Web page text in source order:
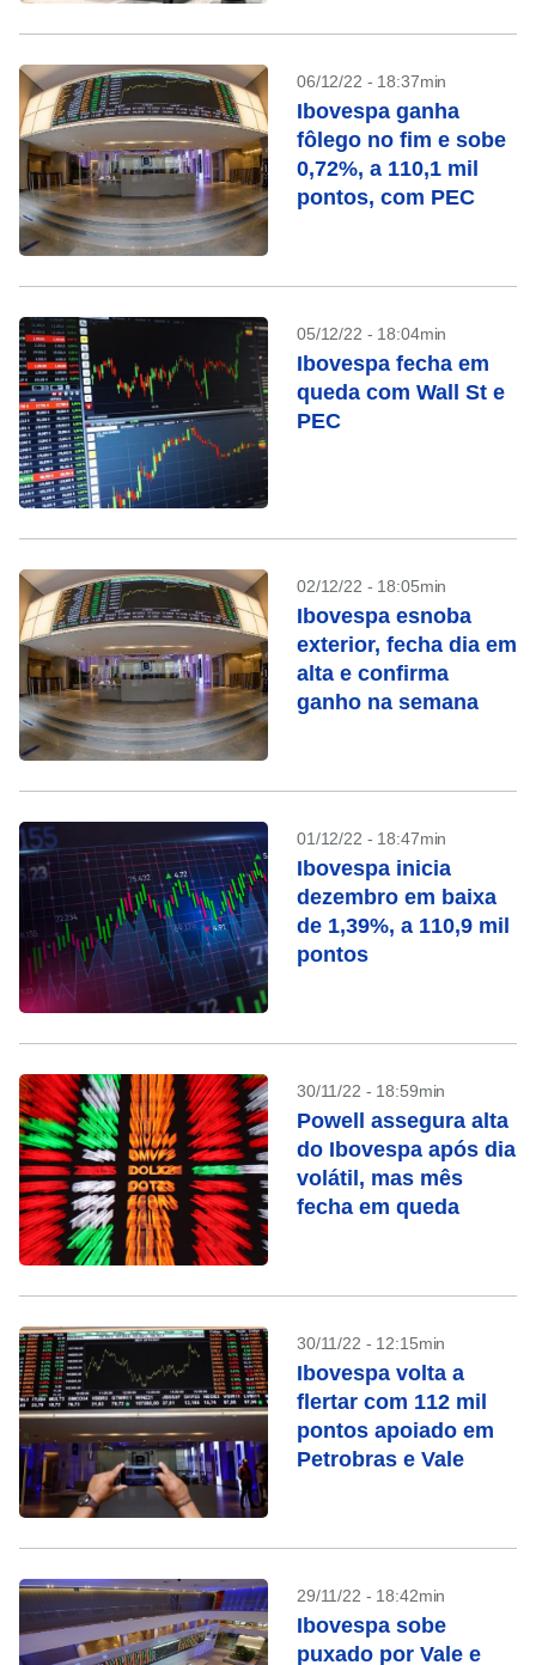
06/12/22 - 18:37min
Ibovespa ganha
fôlego no fim e sobe
0,72%, a 110,1 mil
pontos, com PEC
05/12/22 - 18:04min
Ibovespa fecha em
queda com Wall St e
PEC
02/12/22 - 18:05min
Ibovespa esnoba
exterior, fecha dia em
alta e confirma
ganho na semana
01/12/22 - 18:47min
Ibovespa inicia
dezembro em baixa
de 1,39%, a 110,9 mil
pontos
30/11/22 - 18:59min
Powell assegura alta
do Ibovespa após dia
volátil, mas mês
fecha em queda
30/11/22 - 12:15min
Ibovespa volta a
flertar com 112 mil
pontos apoiado em
Petrobras e Vale
29/11/22 - 18:42min
Ibovespa sobe
puxado por Vale e